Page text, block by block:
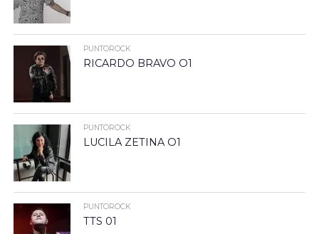
PUNTOROCK
RICARDO BRAVO O1
PUNTOROCK
LUCILA ZETINA O1
PUNTOROCK
TTS 01